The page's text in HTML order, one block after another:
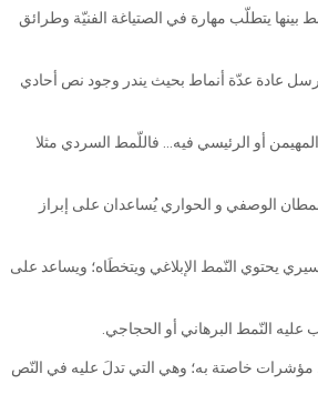
بينها يتطلّب مهارة في الصتياغة الفنيّة وطرائق
عادة عدّة أنماط بحيث يندر وجود نص أحادي
أو الرئيسي فيه... فاللّمط السردي مثلا
الوصفي و الحواري يُساعدان على إبراز
يحتوي النّمط الإبلاغي ويتخطَاه؛ ويساعد على
النّمط البرهاني أو الحجاجي.
خاصتة به؛ وهي التي تدلَ عليه في النّص